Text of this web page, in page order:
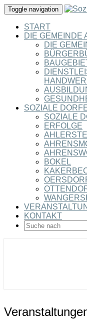
Toggle navigation
START
DIE GEMEINDE
DIE
SOZIALE
SOZIALE
ERFOLGE
BOKEL
KONTAKT
SEARCH
ICON
Veranstaltungen